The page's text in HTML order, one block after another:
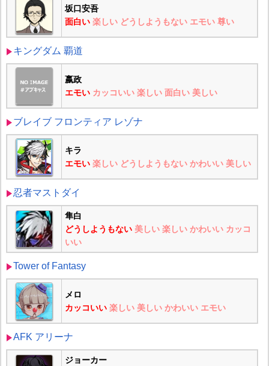
坂口安吾
面白い 楽しい どうしようもない エモい 尊い
キングダム 覇道
嬴政
エモい カッコいい 楽しい 面白い 美しい
ブレイブ フロンティア レゾナ
キラ
エモい 楽しい どうしようもない かわいい 美しい
忍者マストダイ
隼白
どうしようもない 美しい 楽しい かわいい カッコ
いい
Tower of Fantasy
メロ
カッコいい 楽しい 美しい かわいい エモい
AFK アリーナ
ジョーカー